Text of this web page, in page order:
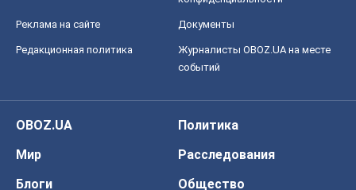
Реклама на сайте Документы
Редакционная политика
Журналисты OBOZ.UA на месте
событий
OBOZ.UA
Политика
Мир
Расследования
Блоги
Общество